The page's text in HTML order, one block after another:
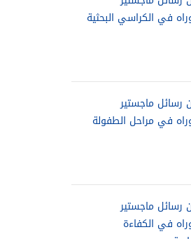
في الكراسي البحثية
رسائل ماجستير
في مراحل الطفولة
رسائل ماجستير
في الكفاءة